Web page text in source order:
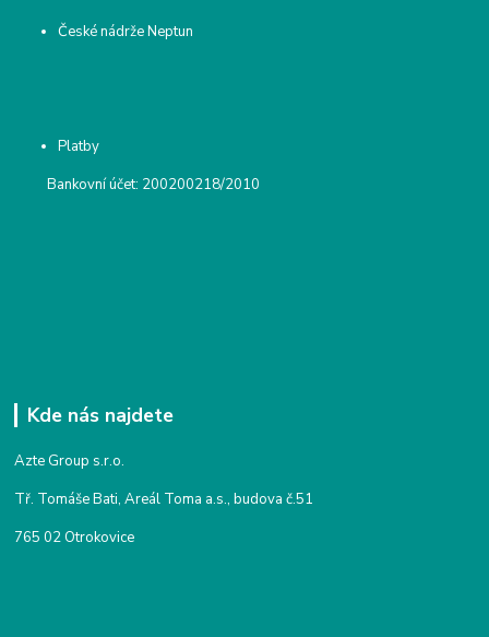
České nádrže Neptun
Platby
Bankovní účet: 200200218/2010
Kde nás najdete
Azte Group s.r.o.
Tř. Tomáše Bati, Areál Toma a.s., budova č.51
765 02 Otrokovice